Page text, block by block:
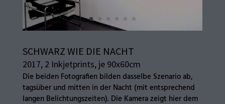
SCHWARZ WIE DIE NACHT
2017, 2 Inkjetprints, je 90x60cm
Die beiden Fotografien bilden dasselbe Szenario ab,
tagsüber und mitten in der Nacht (mit entsprechend
langen Belichtungszeiten). Die Kamera zeigt hier dem